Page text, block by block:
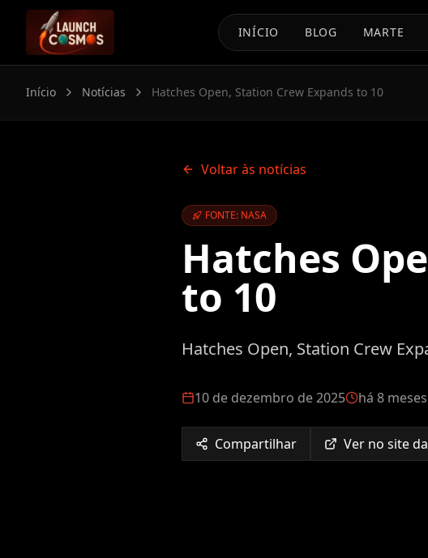
INÍCIO BLOG MARTE
Início Notícias Hatches Open, Station Crew Expands to 10
Voltar às notícias
FONTE: NASA
Hatches
to 10
Hatches Open, Station Crew
10 de dezembro de 2025 há 8 meses
Compartilhar Ver no site